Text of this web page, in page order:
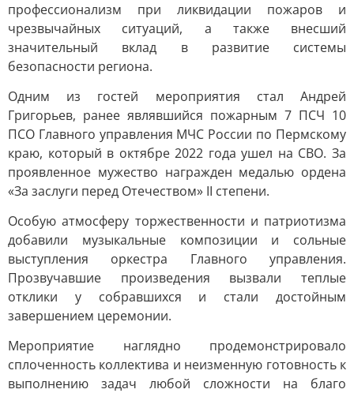
профессионализм при ликвидации пожаров и
чрезвычайных ситуаций, а также внесший
значительный вклад в развитие системы
безопасности региона.
Одним из гостей мероприятия стал Андрей
Григорьев, ранее являвшийся пожарным 7 ПСЧ 10
ПСО Главного управления МЧС России по Пермскому
краю, который в октябре 2022 года ушел на СВО. За
проявленное мужество награжден медалью ордена
«За заслуги перед Отечеством» II степени.
Особую атмосферу торжественности и патриотизма
добавили музыкальные композиции и сольные
выступления оркестра Главного управления.
Прозвучавшие произведения вызвали теплые
отклики у собравшихся и стали достойным
завершением церемонии.
Мероприятие наглядно продемонстрировало
сплоченность коллектива и неизменную готовность к
выполнению задач любой сложности на благо